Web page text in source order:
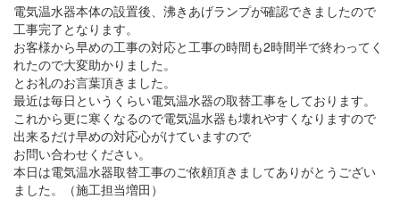
電気温水器本体の設置後、沸きあげランプが確認できましたので
工事完了となります。
お客様から早めの工事の対応と工事の時間も2時間半で終わってく
れたので大変助かりました。
とお礼のお言葉頂きました。
最近は毎日というくらい電気温水器の取替工事をしております。
これから更に寒くなるので電気温水器も壊れやすくなりますので
出来るだけ早めの対応心がけていますので
お問い合わせください。
本日は電気温水器取替工事のご依頼頂きましてありがとうござい
ました。（施工担当増田）